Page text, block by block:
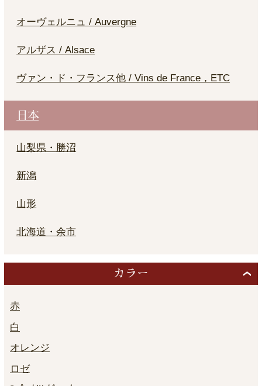
オーヴェルニュ / Auvergne
アルザス / Alsace
ヴァン・ド・フランス他 / Vins de France，ETC
日本
山梨県・勝沼
新潟
山形
北海道・余市
カラー
赤
白
オレンジ
ロゼ